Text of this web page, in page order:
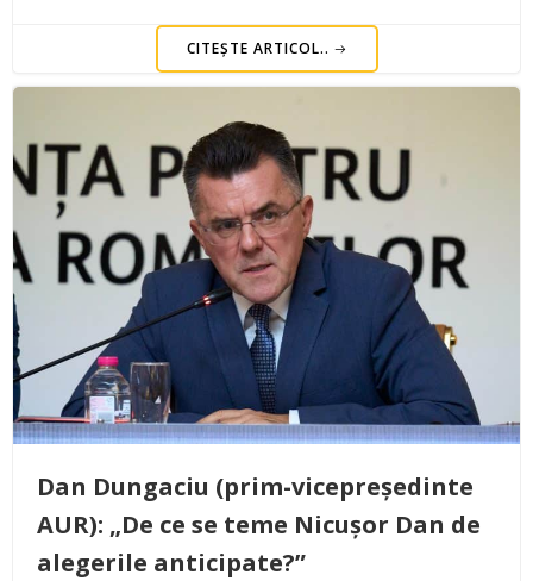
CITEȘTE ARTICOL..
Dan Dungaciu (prim-vicepreședinte
AUR): „De ce se teme Nicușor Dan de
alegerile anticipate?”